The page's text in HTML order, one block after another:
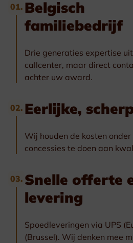
01. Belgisch
familiebedrijf
Drie generaties expertise
callcenter, maar direct
achter uw award.
02. Eerlijke,
Wij houden de kosten
concessies te doen aan
03. Snelle offerte
levering
Spoedleveringen via UPS
(Brussel). Wij denken mee